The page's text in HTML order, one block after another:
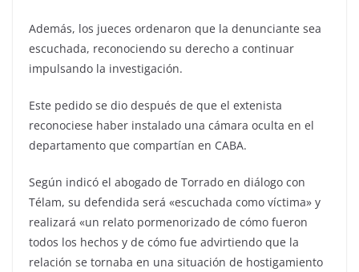
Además, los jueces ordenaron que la denunciante sea
escuchada, reconociendo su derecho a continuar
impulsando la investigación.
Este pedido se dio después de que el extenista
reconociese haber instalado una cámara oculta en el
departamento que compartían en CABA.
Según indicó el abogado de Torrado en diálogo con
Télam, su defendida será «escuchada como víctima» y
realizará «un relato pormenorizado de cómo fueron
todos los hechos y de cómo fue advirtiendo que la
relación se tornaba en una situación de hostigamiento